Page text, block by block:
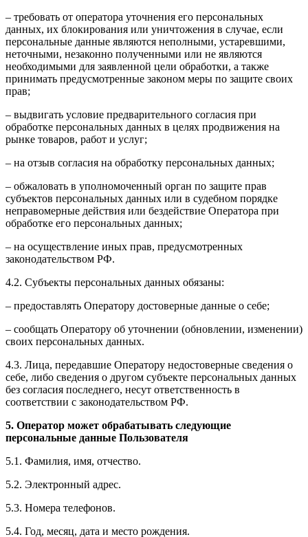
– требовать от оператора уточнения его персональных
данных, их блокирования или уничтожения в случае, если
персональные данные являются неполными, устаревшими,
неточными, незаконно полученными или не являются
необходимыми для заявленной цели обработки, а также
принимать предусмотренные законом меры по защите своих
прав;
– выдвигать условие предварительного согласия при
обработке персональных данных в целях продвижения на
рынке товаров, работ и услуг;
– на отзыв согласия на обработку персональных данных;
– обжаловать в уполномоченный орган по защите прав
субъектов персональных данных или в судебном порядке
неправомерные действия или бездействие Оператора при
обработке его персональных данных;
– на осуществление иных прав, предусмотренных
законодательством РФ.
4.2. Субъекты персональных данных обязаны:
– предоставлять Оператору достоверные данные о себе;
– сообщать Оператору об уточнении (обновлении, изменении)
своих персональных данных.
4.3. Лица, передавшие Оператору недостоверные сведения о
себе, либо сведения о другом субъекте персональных данных
без согласия последнего, несут ответственность в
соответствии с законодательством РФ.
5. Оператор может обрабатывать следующие
персональные данные Пользователя
5.1. Фамилия, имя, отчество.
5.2. Электронный адрес.
5.3. Номера телефонов.
5.4. Год, месяц, дата и место рождения.